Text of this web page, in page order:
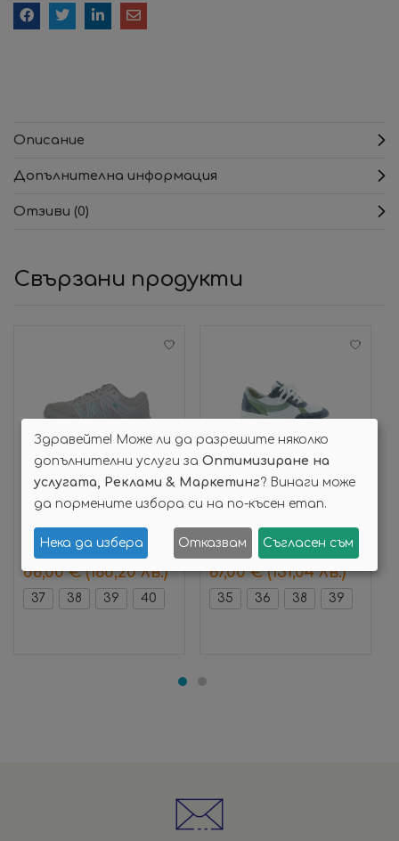
Описание
Допълнителна информация
Отзиви (0)
Свързани продукти
86,00€ (168,20 лв.)
37 38 39 40
Дамски анатомични обувки Florence Син – Suave
67,00€ (131,04 лв.)
35 36 38 39
Здравейте! Може ли да разрешите няколко
допълнителни услуги за Оптимизиране на
услугата, Реклами & Маркетинг? Винаги може
да пормените избора си на по-късен етап.
Нека да избера Отказвам Съгласен съм